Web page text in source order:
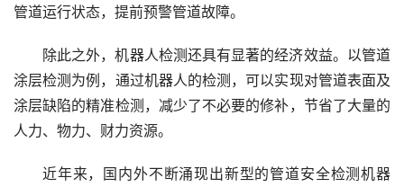
管道运行状态，提前预警管道故障。
除此之外，机器人检测还具有显著的经济效益。以管道
涂层检测为例，通过机器人的检测，可以实现对管道表面及
涂层缺陷的精准检测，减少了不必要的修补，节省了大量的
人力、物力、财力资源。
近年来，国内外不断涌现出新型的管道安全检测机器